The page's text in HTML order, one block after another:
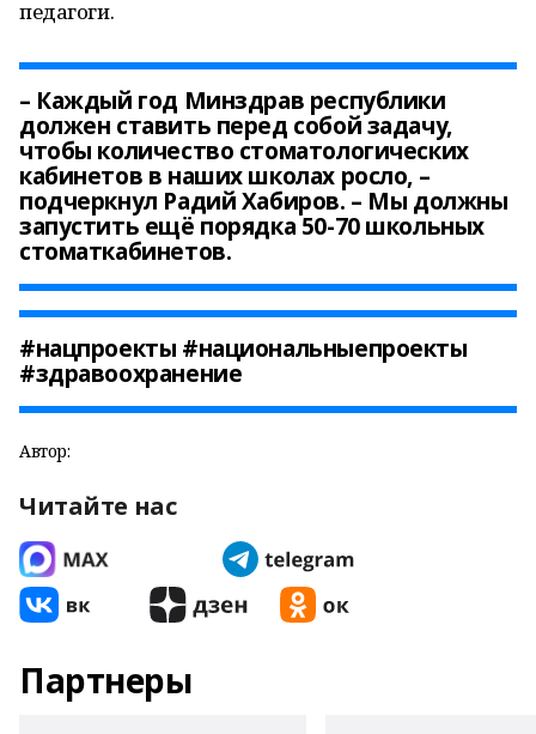
педагоги.
– Каждый год Минздрав республики
должен ставить перед собой задачу,
чтобы количество стоматологических
кабинетов в наших школах росло, –
подчеркнул Радий Хабиров. – Мы должны
запустить ещё порядка 50-70 школьных
стоматкабинетов.
#нацпроекты #национальныепроекты
#здравоохранение
Автор:
Читайте нас
Партнеры